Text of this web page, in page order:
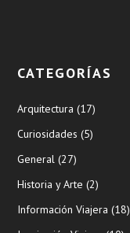
CATEGORÍAS
Arquitectura (17)
Curiosidades (5)
General (27)
Historia y Arte (2)
Información Viajera (18)